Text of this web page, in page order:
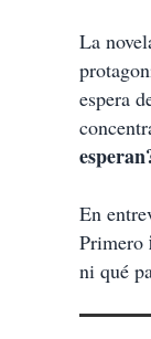
La
espera
En
Primero
ni qué